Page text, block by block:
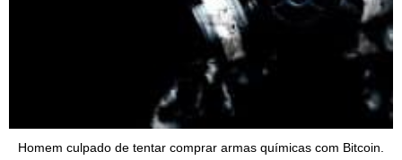
Homem culpado de tentar comprar armas químicas com Bitcoin.